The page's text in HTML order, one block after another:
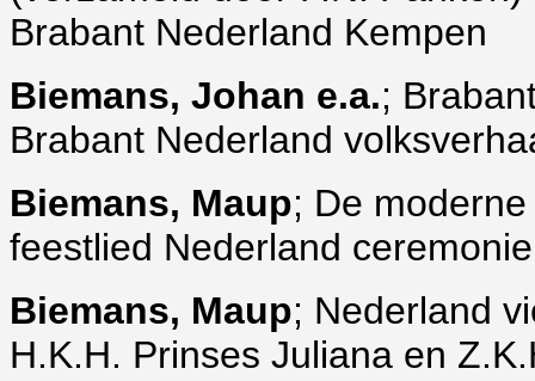
Brabant Nederland Kempen
Biemans, Johan e.a.;
Brabant Nederland
Biemans, Maup; De
feestlied Nederland
Biemans, Maup; Nederland
H.K.H. Prinses Juliana en